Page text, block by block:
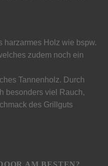
harzarmes Holz wie bspw.
zudem noch ein
Tannenholz. Durch
besonders viel Rauch,
des Grillguts
AM BESTEN?